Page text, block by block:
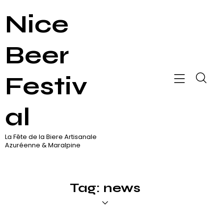
Nice
Beer
Festiv
al
La Fête de la Biere Artisanale
Azuréenne & Maralpine
Tag: news